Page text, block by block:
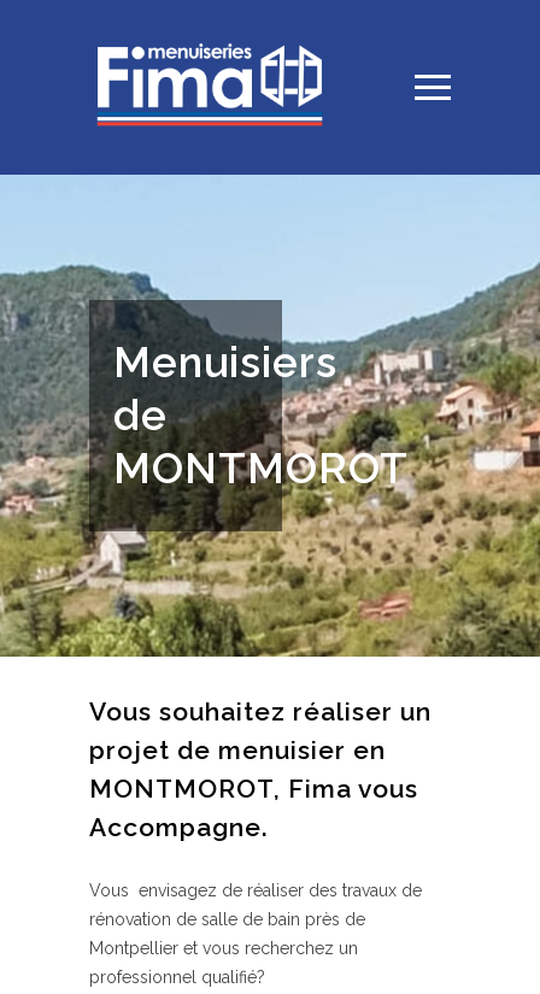
Menuisiers
de
MONTMOROT
Vous souhaitez réaliser un
projet de menuisier en
MONTMOROT, Fima vous
Accompagne.
Vous envisagez de réaliser des travaux de
rénovation de salle de bain près de
Montpellier et vous recherchez un
professionnel qualifié?